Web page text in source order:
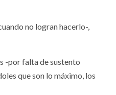
no logran hacerlo-,
-por falta de sustento
que son lo máximo, los